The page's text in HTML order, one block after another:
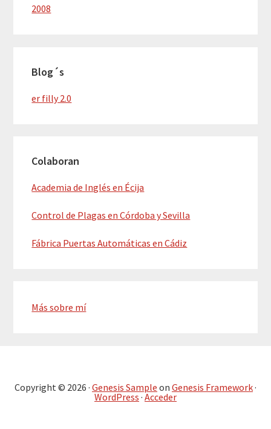
2008
Blog´s
er filly 2.0
Colaboran
Academia de Inglés en Écija
Control de Plagas en Córdoba y Sevilla
Fábrica Puertas Automáticas en Cádiz
Más sobre mí
Copyright © 2026 · Genesis Sample on Genesis Framework·
WordPress · Acceder